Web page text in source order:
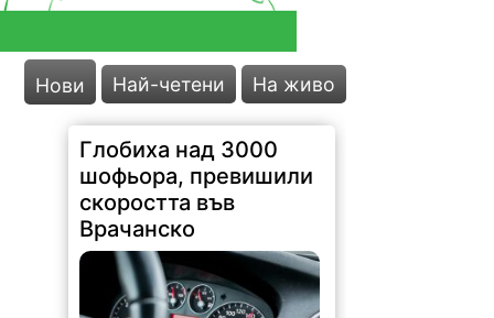
Нови Най-четени На живо
Глобиха над 3000
шофьора, превишили
скоростта във
Врачанско